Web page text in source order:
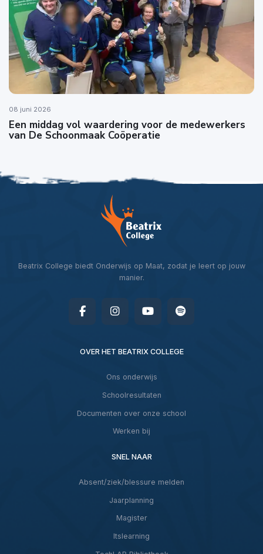
08 juni 2026
Een middag vol waardering voor de medewerkers
van De Schoonmaak Coöperatie
Beatrix College biedt Onderwijs op Maat, zodat je leert op jouw
manier.
OVER HET BEATRIX COLLEGE
Ons onderwijs
Schoolresultaten
Documenten over onze school
Werken bij
SNEL NAAR
Absent/ziek/blessure melden
Jaarplanning
Magister
Itslearning